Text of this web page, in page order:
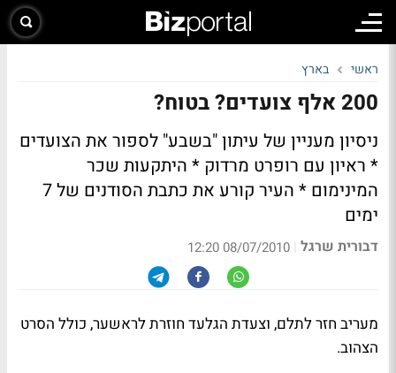
ראשי בארץ
200 אלף צועדים? בטוח?
ניסיון מעניין של עיתון "בשבע" לספור את הצועדים
* ראיון עם רופרט מרדוק * היתקעות שכר
המינימום * העיר קורע את כתבת הסודנים של 7
ימים
דבורית שרגל |
08/07/2010 12:20
מעריב חזר לתלם, וצעדת הגלעד חוזרת לראשער, כולל הסרט
הצהוב.